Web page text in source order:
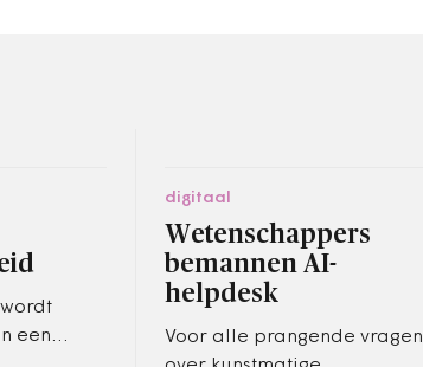
een
digitaal
Wetenschappers
bemannen AI-
helpdesk
Voor alle prangende vragen